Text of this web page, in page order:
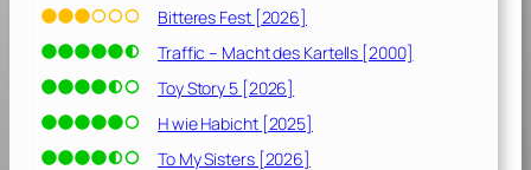
Bitteres Fest [2026]
Traffic – Macht des Kartells [2000]
Toy Story 5 [2026]
H wie Habicht [2025]
To My Sisters [2026]